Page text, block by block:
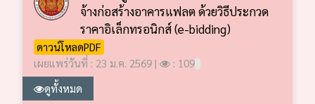
จ้างก่อสร้างอาคารแฟลต ด้วยวิธีประกวด
ราคาอิเล็กทรอนิกส์ (e-bidding)
ดาวน์โหลดPDF
เผยแพร่วันที่ : 23 ม.ค. 2569 |
: 109
ดูทั้งหมด